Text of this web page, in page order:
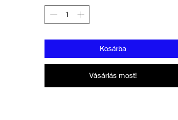
Kosárba
Vásárlás most!